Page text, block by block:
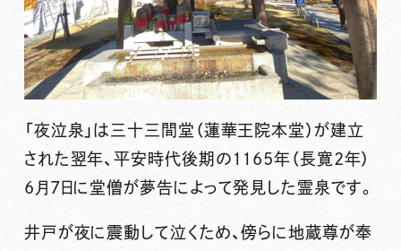
「夜泣泉」は三十三間堂（蓮華王院本堂）が建立
された翌年、平安時代後期の1165年（長寛2年）
6月7日に堂僧が夢告によって発見した霊泉です。
井戸が夜に震動して泣くため、傍らに地蔵尊が奉